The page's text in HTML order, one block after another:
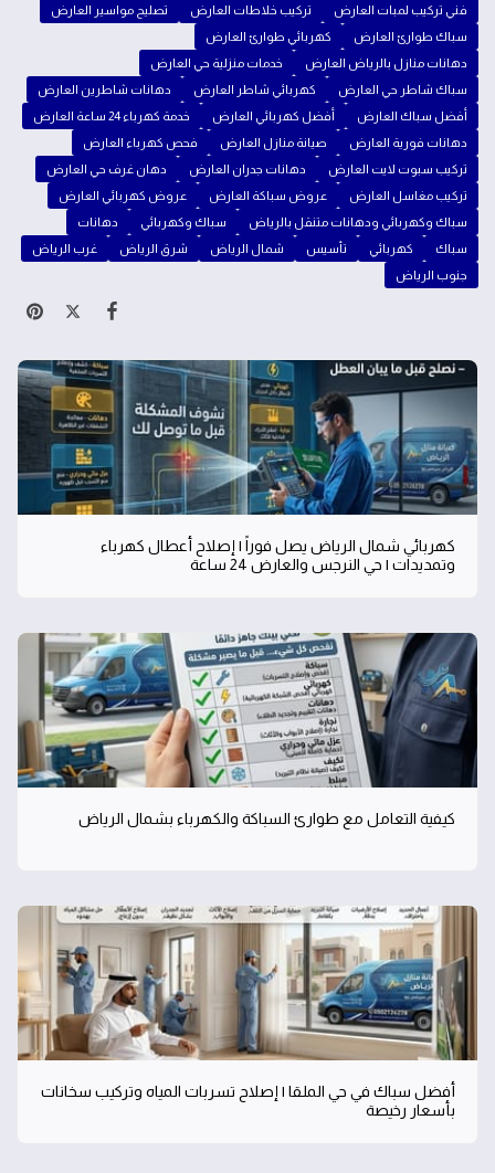
فني تركيب لمبات العارض
تركيب خلاطات العارض
تصليح مواسير العارض
سباك طوارئ العارض
كهربائي طوارئ العارض
دهانات منازل بالرياض العارض
خدمات منزلية حي العارض
سباك شاطر حي العارض
كهربائي شاطر العارض
دهانات شاطرين العارض
أفضل سباك العارض
أفضل كهربائي العارض
خدمة كهرباء 24 ساعة العارض
دهانات فورية العارض
صيانة منازل العارض
فحص كهرباء العارض
تركيب سبوت لايت العارض
دهانات جدران العارض
دهان غرف حي العارض
تركيب مغاسل العارض
عروض سباكة العارض
عروض كهربائي العارض
سباك وكهربائي ودهانات متنقل بالرياض
سباك وكهربائي
دهانات
سباك
كهربائي تأسيس شمال الرياض شرق الرياض
غرب الرياض
جنوب الرياض
كهربائي شمال الرياض يصل فوراً | إصلاح أعطال كهرباء
وتمديدات | حي النرجس والعارض 24 ساعة
كيفية التعامل مع طوارئ السباكة والكهرباء بشمال الرياض
أفضل سباك في حي الملقا | إصلاح تسربات المياه وتركيب سخانات
بأسعار رخيصة